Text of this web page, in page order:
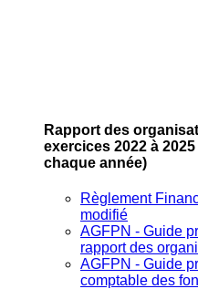
Rapport des
exercices 2022 à 2025
chaque année)
Règlement
modifié
AGFPN ‐ Guide
rapport des
AGFPN ‐ Guide
comptable des